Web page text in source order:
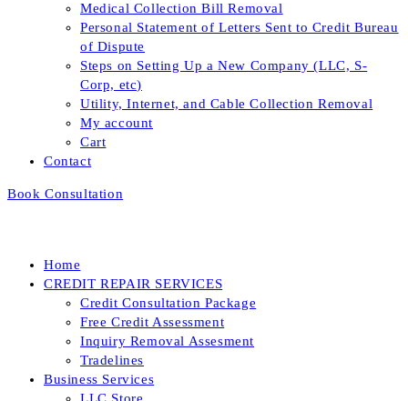
Medical Collection Bill Removal
Personal Statement of Letters Sent to Credit Bureau
of Dispute
Steps on Setting Up a New Company (LLC, S-
Corp, etc)
Utility, Internet, and Cable Collection Removal
My account
Cart
Contact
Book Consultation
Home
CREDIT REPAIR SERVICES
Credit Consultation Package
Free Credit Assessment
Inquiry Removal Assesment
Tradelines
Business Services